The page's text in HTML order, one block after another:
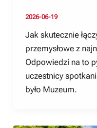
2026-06-19
Jak skutecznie
przemysłowe z
Odpowiedzi na to
uczestnicy
było Muzeum.